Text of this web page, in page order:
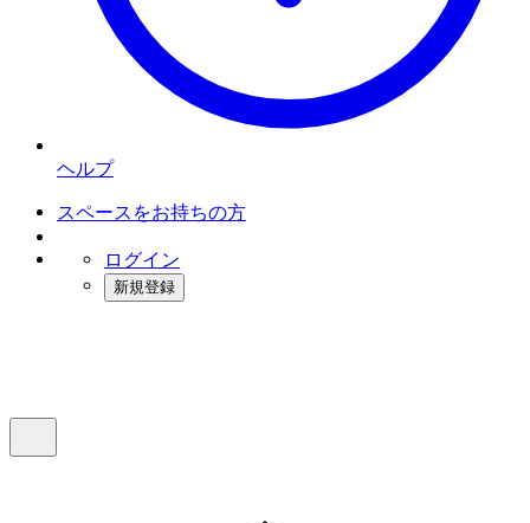
ヘルプ
スペースをお持ちの方
ログイン
新規登録